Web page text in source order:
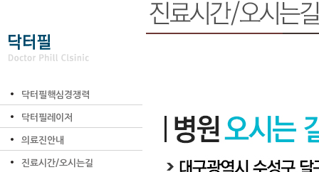
닥터필핵심경쟁력
닥터필레이저
의료진안내
진료시간/오시는길